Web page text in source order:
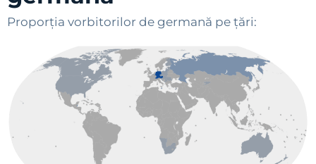
Proporția vorbitorilor de germană pe țări: